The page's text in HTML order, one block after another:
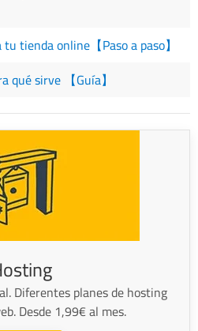
tienda online【Paso a paso】
qué sirve 【Guía】
Diferentes planes de hosting
Desde 1,99€ al mes.